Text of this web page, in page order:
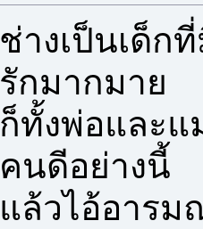
ช่างเป็นเด็ก
รักมากมาย
ก็ทั้งพ่อและแ
คนดีอย่างนี้
แล้วไอ้อาร